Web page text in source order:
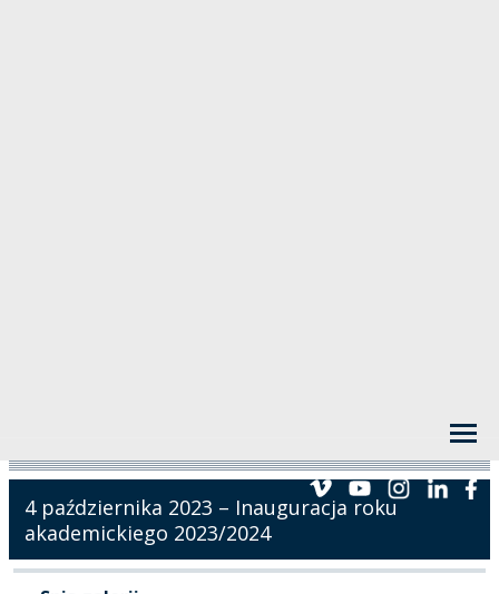
4 października 2023 – Inauguracja roku
akademickiego 2023/2024